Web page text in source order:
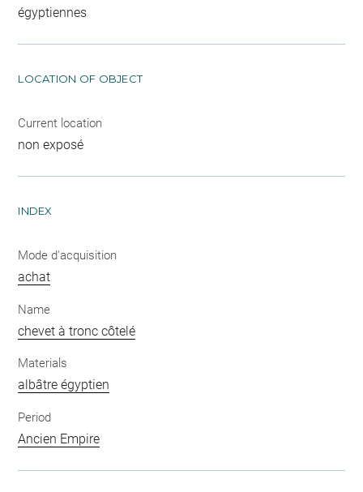
égyptiennes
LOCATION OF OBJECT
Current location
non exposé
INDEX
Mode d'acquisition
achat
Name
chevet à tronc côtelé
Materials
albâtre égyptien
Period
Ancien Empire